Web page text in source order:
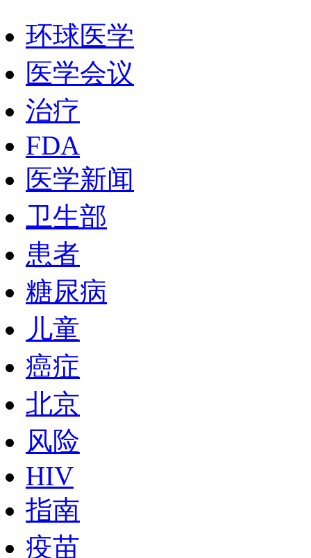
环球医学
医学会议
治疗
FDA
医学新闻
卫生部
患者
糖尿病
儿童
癌症
北京
风险
HIV
指南
疫苗